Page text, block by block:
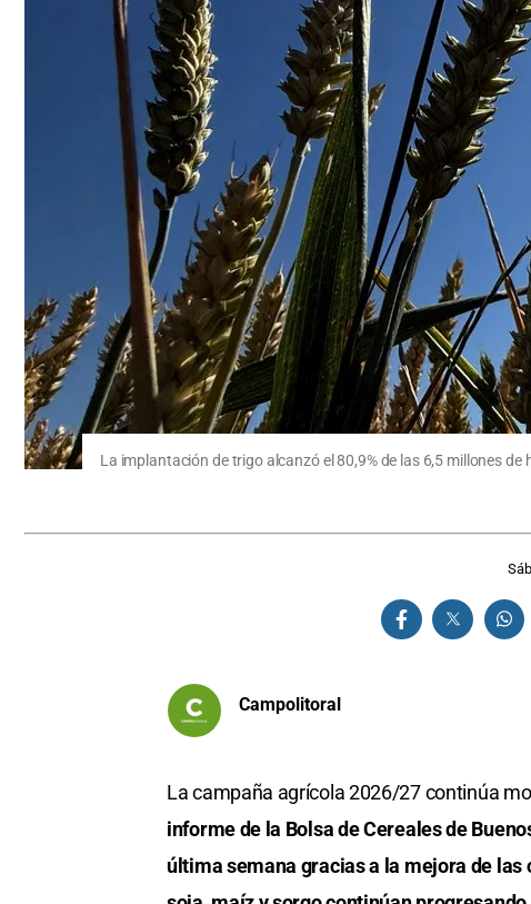
La implantación de trigo alcanzó el 80,9% de las 6,5 millones
Campolitoral
La campaña agrícola 2026/27 continúa
informe de la Bolsa de Cereales de
última semana gracias a la mejora de